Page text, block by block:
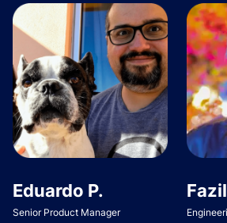
Eduardo P.
Senior Product Manager